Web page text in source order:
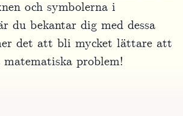
och symbolerna i
du bekantar dig med dessa
det att bli mycket lättare att
problem!